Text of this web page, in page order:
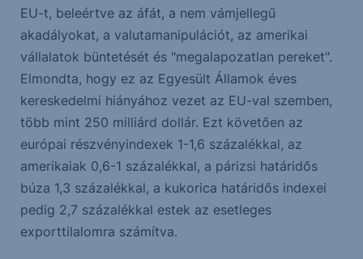
EU-t, beleértve az áfát, a nem vámjellegű
akadályokat, a valutamanipulációt, az amerikai
vállalatok büntetését és "megalapozatlan pereket".
Elmondta, hogy ez az Egyesült Államok éves
kereskedelmi hiányához vezet az EU-val szemben,
több mint 250 milliárd dollár. Ezt követően az
európai részvényindexek 1-1,6 százalékkal, az
amerikaiak 0,6-1 százalékkal, a párizsi határidős
búza 1,3 százalékkal, a kukorica határidős indexei
pedig 2,7 százalékkal estek az esetleges
exporttilalomra számítva.